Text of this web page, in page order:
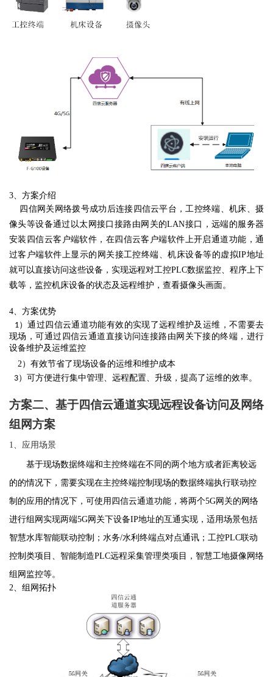
3、 方案介绍
四信网关 网络拨号成功后连接四信云平台，工控终端、机床、摄
像头等设备通过以太网接口接路由网关的LAN接口，远端的服务器
安装四信云客户端软件，在四信云客户端软件上开启通道功能，通
过客户端软件上显示的网关接工控终端、机床设备等的虚拟IP地址
就可以直接访问这些设备，实现远程对工控PLC数据监控、程序上下
载等，监控机床设备的状态及远程维护，查看摄像头画面。
4、方案优势
1）通过四信云通道功能有效的实现了远程维护及运维，不需要去
现场，可通过四信云通道直接访问连接路由网关下接的终端，进行
设备维护及运维监控
2）有效节省了现场设备的运维和维护成本
3） 可方便进行集中管理、远程配置、升级，提高了运维的效率。
方案二、 基于四信云通道实现远程设备访问及网络
组网方案
1、应用场景
基于现场数据终端和主控终端在不同的两个地方或者距离较远
的的情况下，需要实现在主控终端控制现场的数据终端执行联动控
制的应用的情况下，可使用四信云通道功能，将两个5G网关的网络
进行组网实现两端5G网关下设备IP地址的互通实现，适用场景包括
智慧水库智能联动控制；水务/水利终端点对点通讯；工控PLC联动
控制类项目、智能制造PLC远程采集管理类项目，智慧工地摄像网络
组网监控等。
2、组网拓扑